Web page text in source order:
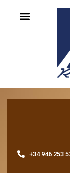
+34 946 253